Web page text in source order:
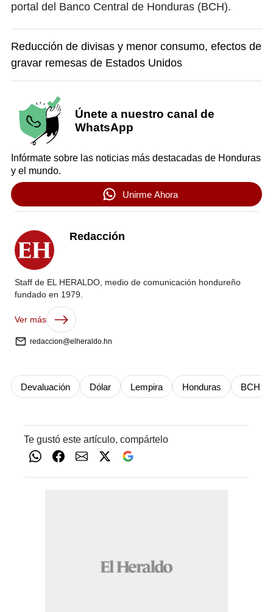
portal del Banco Central de Honduras (BCH).
Reducción de divisas y menor consumo, efectos de
gravar remesas de Estados Unidos
Únete a nuestro canal de
WhatsApp
Infórmate sobre las noticias más destacadas de Honduras
y el mundo.
Unirme Ahora
Redacción
Staff de EL HERALDO, medio de comunicación hondureño
fundado en 1979.
Ver más
redaccion@elheraldo.hn
Devaluación Dólar Lempira Honduras BCH
Te gustó este artículo, compártelo